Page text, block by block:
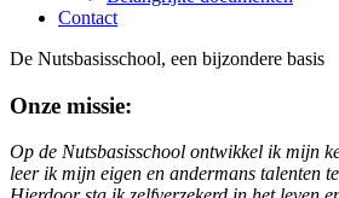
Contact
De Nutsbasisschool, een bijzondere basis
Onze missie:
Op de Nutsbasisschool ontwikkel ik mijn
leer ik mijn eigen en andermans talenten